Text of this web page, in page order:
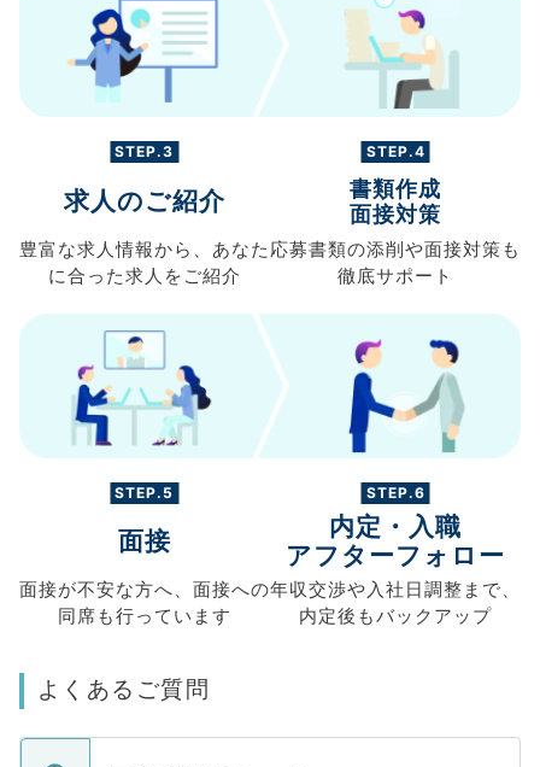
STEP.3
求人のご紹介
豊富な求人情報から、 あなた
に合った求人を ご紹介
STEP.4
書類作成
面接対策
応募書類の添削や面接対策も
徹底サポート
STEP.5
面接
面接が不安な方へ、 面接への
同席も行っています
STEP.6
内定・入職
アフターフォロー
年収交渉や入社日調整まで、
内定後もバックアップ
よくあるご質問